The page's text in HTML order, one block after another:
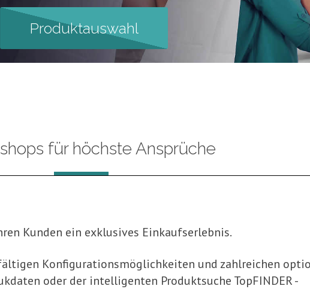
Produktauswahl
für höchste Ansprüche
Kunden ein exklusives Einkaufserlebnis.
Konfigurationsmöglichkeiten und zahlreichen
oder der intelligenten Produktsuche TopFINDER -